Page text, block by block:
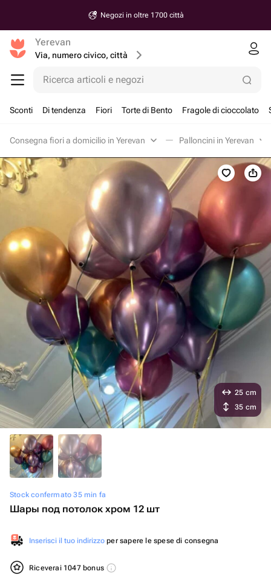
Negozi in oltre 1700 città
Yerevan
Via, numero civico, città
Ricerca articoli e negozi
Sconti Di tendenza Fiori Torte di Bento Fragole di cioccolato
Consegna fiori a domicilio in Yerevan Palloncini in Yerevan
Stock confermato 35 min fa
Шары под потолок хром 12 шт
Inserisci il tuo indirizzo per sapere le spese di consegna
Riceverai 1047 bonus
25 cm
35 cm